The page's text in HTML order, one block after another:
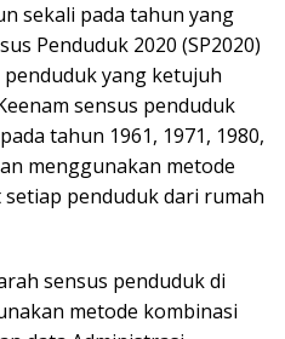
sekali pada tahun yang
Penduduk 2020 (SP2020)
yang ketujuh
sensus penduduk
tahun 1961, 1971, 1980,
menggunakan metode
penduduk dari rumah
sensus penduduk di
metode kombinasi